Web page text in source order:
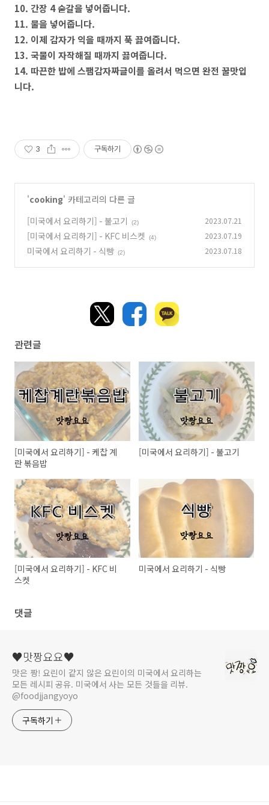
10. 간장 4 숟갈을 넣어줍니다.
11. 물을 넣어줍니다.
12. 이제 감자가 익을 때까지 푹 끓여줍니다.
13. 국물이 자작해질 때까지 끓여줍니다.
14. 따끈한 밥에 스팸감자짜글이를 올려서 먹으면 완전 꿀맛입
니다.
3 구독하기
'cooking' 카테고리의 다른 글
[미국에서 요리하기] - 불고기
(2) 2023.07.21
[미국에서 요리하기] - KFC 비스켓 (4) 2023.07.19
미국에서 요리하기 - 식빵 (2) 2023.07.18
관련글
[미국에서 요리하기] - 케찹 계
란 볶음밥
[미국에서 요리하기] - 불고기
[미국에서 요리하기] - KFC 비
스켓
미국에서 요리하기 - 식빵
댓글
♥맛짱요요♥
맛은 짱! 요린이 같지 않은 요린이의 미국에서 요리하는
모든 레시피 공유. 미국에서 사는 모든 것들을 리뷰.
@foodjjangyoyo
구독하기